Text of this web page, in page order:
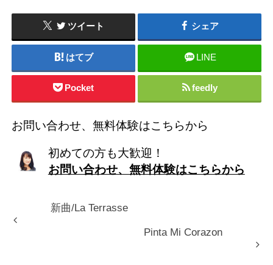
ツイート シェア
はてブ LINE
Pocket feedly
お問い合わせ、無料体験はこちらから
初めての方も大歓迎！
お問い合わせ、無料体験はこちらから
新曲/La Terrasse
Pinta Mi Corazon